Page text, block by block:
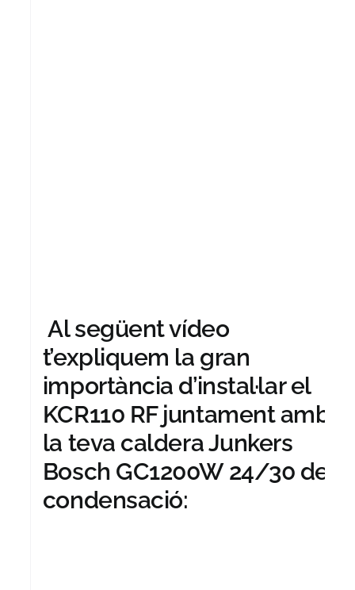
Al següent vídeo
t’expliquem la gran
importància d’instal·lar el
KCR110 RF juntament amb
la teva caldera Junkers
Bosch GC1200W 24/30 de
condensació: